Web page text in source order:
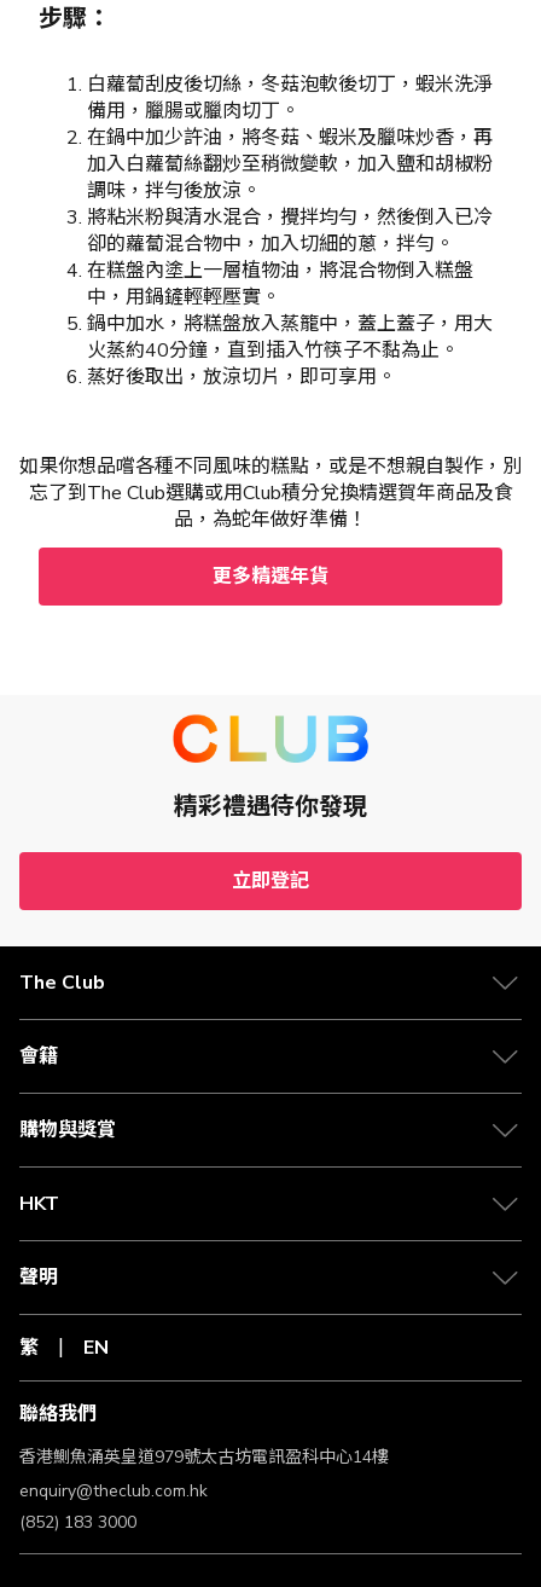
步驟：
白蘿蔔刮皮後切絲，冬菇泡軟後切丁，蝦米洗淨
備用，臘腸或臘肉切丁。
在鍋中加少許油，將冬菇、蝦米及臘味炒香，再
加入白蘿蔔絲翻炒至稍微變軟，加入鹽和胡椒粉
調味，拌勻後放涼。
將粘米粉與清水混合，攪拌均勻，然後倒入已冷
卻的蘿蔔混合物中，加入切細的蔥，拌勻。
在糕盤內塗上一層植物油，將混合物倒入糕盤
中，用鍋鏟輕輕壓實。
鍋中加水，將糕盤放入蒸籠中，蓋上蓋子，用大
火蒸約40分鐘，直到插入竹筷子不黏為止。
蒸好後取出，放涼切片，即可享用。
如果你想品嚐各種不同風味的糕點，或是不想親自製作，別
忘了到The Club選購或用Club積分兌換精選賀年商品及食
品，為蛇年做好準備！
更多精選年貨
精彩禮遇待你發現
立即登記
The Club
會籍
購物與獎賞
HKT
聲明
繁 EN
聯絡我們
香港鰂魚涌英皇道979號太古坊電訊盈科中心14樓
enquiry@theclub.com.hk
(852) 183 3000